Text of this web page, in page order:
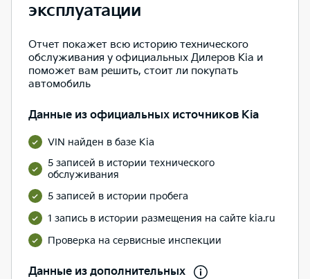
эксплуатации
Отчет покажет всю историю технического
обслуживания у официальных Дилеров Kia и
поможет вам решить, стоит ли покупать
автомобиль
Данные из официальных источников Kia
VIN найден в базе Kia
5 записей в истории технического
обслуживания
5 записей в истории пробега
1 запись в истории размещения на сайте kia.ru
Проверка на сервисные инспекции
Данные из дополнительных